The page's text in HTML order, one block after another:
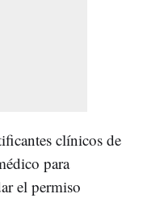
clínicos de
para
el permiso